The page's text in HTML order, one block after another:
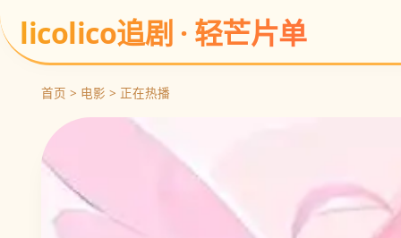
licolico追剧 · 轻芒片单
首页 > 电影 > 正在热播